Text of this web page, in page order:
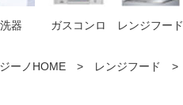
器 ガスコンロ レンジフード
ーノHOME レンジフード